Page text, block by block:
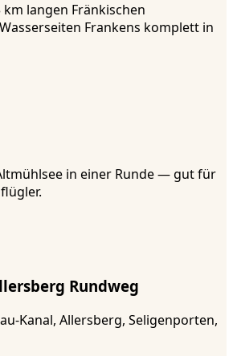
km langen Fränkischen
Frankens komplett in
in einer Runde — gut für
Rundweg
Kanal, Allersberg, Seligenporten,